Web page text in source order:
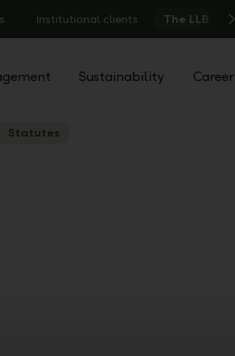
Institutional clients The LLB
Sustainability Career
Statutes